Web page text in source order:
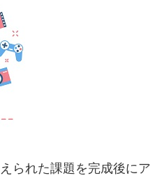
られた課題を完成後にア